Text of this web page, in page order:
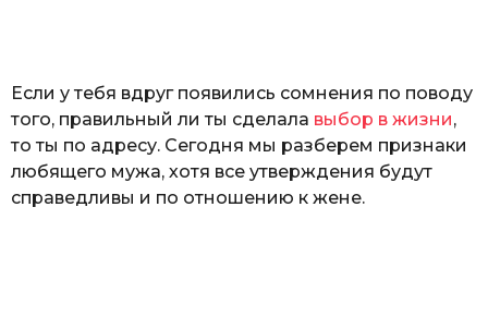
Если у тебя вдруг появились сомнения по поводу
того, правильный ли ты сделала выбор в жизни,
то ты по адресу. Сегодня мы разберем признаки
любящего мужа, хотя все утверждения будут
справедливы и по отношению к жене.